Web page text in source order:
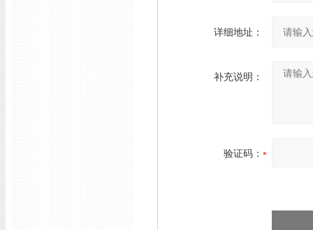
详细地址：
补充说明：
验证码：